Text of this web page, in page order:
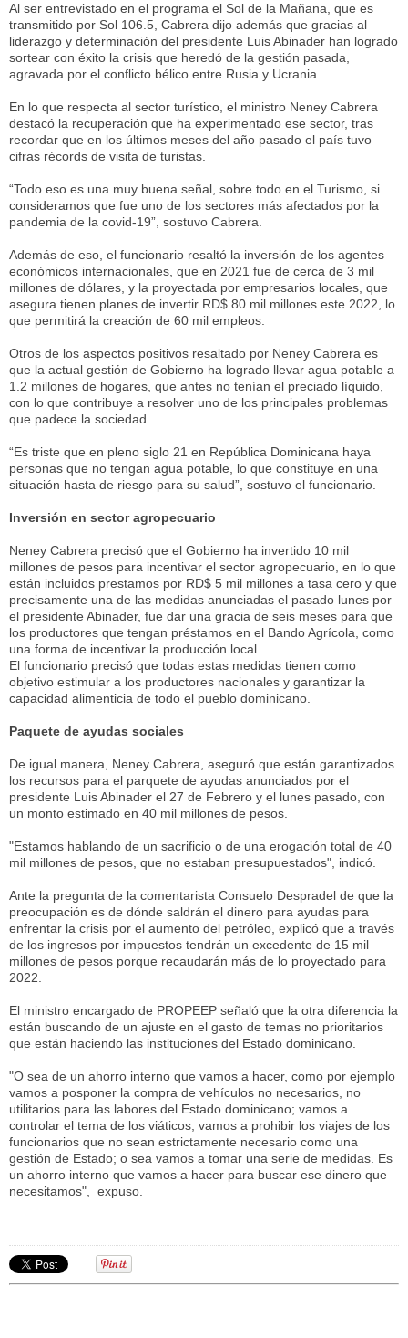
Al ser entrevistado en el programa el Sol de la Mañana, que es
transmitido por Sol 106.5, Cabrera dijo además que gracias al
liderazgo y determinación del presidente Luis Abinader han logrado
sortear con éxito la crisis que heredó de la gestión pasada,
agravada por el conflicto bélico entre Rusia y Ucrania.
En lo que respecta al sector turístico, el ministro Neney Cabrera
destacó la recuperación que ha experimentado ese sector, tras
recordar que en los últimos meses del año pasado el país tuvo
cifras récords de visita de turistas.
“Todo eso es una muy buena señal, sobre todo en el Turismo, si
consideramos que fue uno de los sectores más afectados por la
pandemia de la covid-19”, sostuvo Cabrera.
Además de eso, el funcionario resaltó la inversión de los agentes
económicos internacionales, que en 2021 fue de cerca de 3 mil
millones de dólares, y la proyectada por empresarios locales, que
asegura tienen planes de invertir RD$ 80 mil millones este 2022, lo
que permitirá la creación de 60 mil empleos.
Otros de los aspectos positivos resaltado por Neney Cabrera es
que la actual gestión de Gobierno ha logrado llevar agua potable a
1.2 millones de hogares, que antes no tenían el preciado líquido,
con lo que contribuye a resolver uno de los principales problemas
que padece la sociedad.
“Es triste que en pleno siglo 21 en República Dominicana haya
personas que no tengan agua potable, lo que constituye en una
situación hasta de riesgo para su salud”, sostuvo el funcionario.
Inversión en sector agropecuario
Neney Cabrera precisó que el Gobierno ha invertido 10 mil
millones de pesos para incentivar el sector agropecuario, en lo que
están incluidos prestamos por RD$ 5 mil millones a tasa cero y que
precisamente una de las medidas anunciadas el pasado lunes por
el presidente Abinader, fue dar una gracia de seis meses para que
los productores que tengan préstamos en el Bando Agrícola, como
una forma de incentivar la producción local.
El funcionario precisó que todas estas medidas tienen como
objetivo estimular a los productores nacionales y garantizar la
capacidad alimenticia de todo el pueblo dominicano.
Paquete de ayudas sociales
De igual manera, Neney Cabrera, aseguró que están garantizados
los recursos para el parquete de ayudas anunciados por el
presidente Luis Abinader el 27 de Febrero y el lunes pasado, con
un monto estimado en 40 mil millones de pesos.
"Estamos hablando de un sacrificio o de una erogación total de 40
mil millones de pesos, que no estaban presupuestados", indicó.
Ante la pregunta de la comentarista Consuelo Despradel de que la
preocupación es de dónde saldrán el dinero para ayudas para
enfrentar la crisis por el aumento del petróleo, explicó que a través
de los ingresos por impuestos tendrán un excedente de 15 mil
millones de pesos porque recaudarán más de lo proyectado para
2022.
El ministro encargado de PROPEEP señaló que la otra diferencia la
están buscando de un ajuste en el gasto de temas no prioritarios
que están haciendo las instituciones del Estado dominicano.
"O sea de un ahorro interno que vamos a hacer, como por ejemplo
vamos a posponer la compra de vehículos no necesarios, no
utilitarios para las labores del Estado dominicano; vamos a
controlar el tema de los viáticos, vamos a prohibir los viajes de los
funcionarios que no sean estrictamente necesario como una
gestión de Estado; o sea vamos a tomar una serie de medidas. Es
un ahorro interno que vamos a hacer para buscar ese dinero que
necesitamos", expuso.